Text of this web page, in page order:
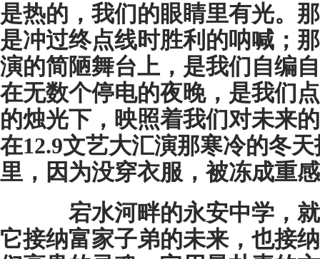
是热的，我们的眼睛里有光。
是冲过终点线时胜利的呐喊；
演的简陋舞台上，是我们自编
在无数个停电的夜晚，是我们
的烛光下，映照着我们对未来
在12.9文艺大汇演那寒冷的冬
里，因为没穿衣服，被冻成重
宕水河畔的永安中学，就
它接纳富家子弟的未来，也接